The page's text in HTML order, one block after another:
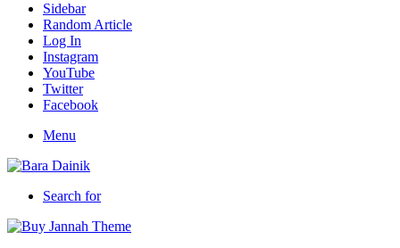
Sidebar
Random Article
Log In
Instagram
YouTube
Twitter
Facebook
Menu
Search for